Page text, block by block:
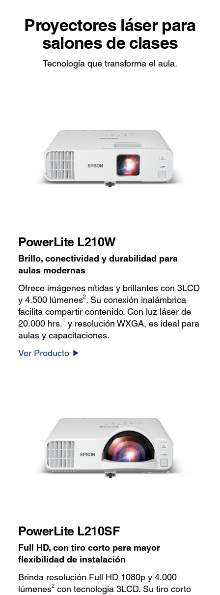
Proyectores láser para
salones de clases
Tecnología que transforma el aula.
PowerLite L210W
Brillo, conectividad y durabilidad para
aulas modernas
Ofrece imágenes nítidas y brillantes con 3LCD
y 4.500 lúmenes2. Su conexión inalámbrica
facilita compartir contenido. Con luz láser de
20.000 hrs.1 y resolución WXGA, es ideal para
aulas y capacitaciones.
Ver Producto
PowerLite L210SF
Full HD, con tiro corto para mayor
flexibilidad de instalación
Brinda resolución Full HD 1080p y 4.000
lúmenes2 con tecnología 3LCD. Su tiro corto